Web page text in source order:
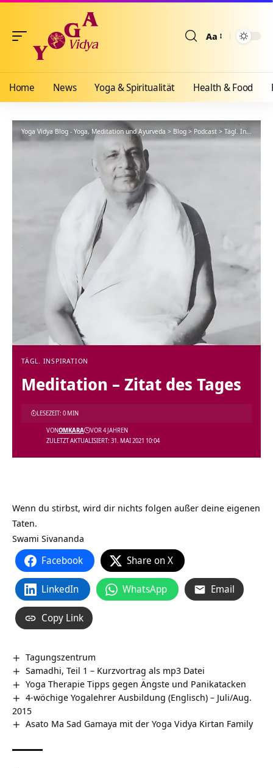
Aa
Home News Yoga & Spiritualität Health & Food
Yoga Vidya Blog - Yoga, Meditation und Ayurveda > Blog > Podcast > Tägl. Inspiration
TÄGL. INSPIRATION
Meditation – Zitat des Tages
ZULETZT AKTUALISIERT: 31. MAI 2021 10:04
VONOMKARA VOR 4 JAHREN
LESEZEIT: 0 MIN
Wenn du stirbst, wird dir nichts folgen außer deine eigenen
Taten.
Swami Sivananda
Facebook Share on X
LinkedIn WhatsApp Email
Copy Link
Tagungszentrum
Samadhi, Teil 1 – Kurzvortrag als mp3 Datei
Yoga Therapie Tipps gegen Ängste und Panikatacken
4-wöchige Yogalehrer Ausbildung (Englisch) – Juli/Aug.
2015
Asato Ma Sad Gamaya mit der Yoga Vidya Kirtan Family